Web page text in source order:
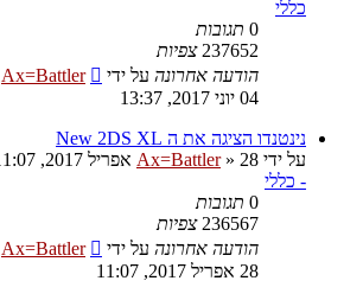
כללי
0 תגובות
237652 צפיות
הודעה אחרונה על ידי
Ax=Battler
04 יוני 2017, 13:37
נינטנדו הציגה את ה New 2DS XL
על ידי
Ax=Battler» 28 אפריל 2017, 11:07
- כללי
0 תגובות
236567 צפיות
הודעה אחרונה על ידי
Ax=Battler
28 אפריל 2017, 11:07